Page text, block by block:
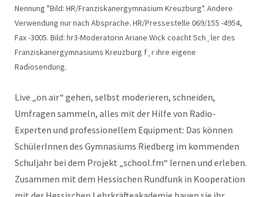
Nennung "Bild: HR/Franziskanergymnasium Kreuzburg". Andere
Verwendung nur nach Absprache. HR/Pressestelle 069/155 -4954,
Fax -3005. Bild: hr3-Moderatorin Ariane Wick coacht Sch¸ler des
Franziskanergymnasiums Kreuzburg f¸r ihre eigene
Radiosendung.
Live „on air“ gehen, selbst moderieren, schneiden,
Umfragen sammeln, alles mit der Hilfe von Radio-
Experten und professionellem Equipment: Das können
SchülerInnen des Gymnasiums Riedberg im kommenden
Schuljahr bei dem Projekt „school.fm“ lernen und erleben.
Zusammen mit dem Hessischen Rundfunk in Kooperation